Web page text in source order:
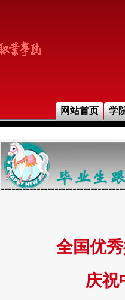
网站首页 学
全国优
庆祝